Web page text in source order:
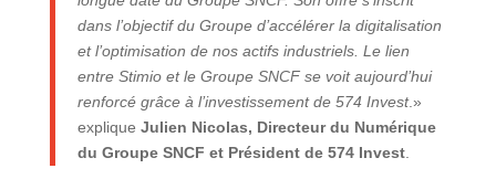
dans l’objectif du Groupe d’accélérer la digitalisation
et l’optimisation de nos actifs industriels. Le lien
entre Stimio et le Groupe SNCF se voit aujourd’hui
renforcé grâce à l’investissement de 574 Invest.»
explique Julien Nicolas, Directeur du Numérique
du Groupe SNCF et Président de 574 Invest.